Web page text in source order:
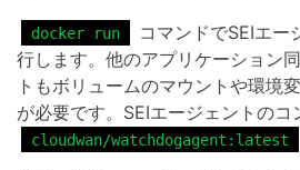
docker run
コマンドでSEIエー
行します。他のアプリケーション
トもボリュームのマウントや環境
が必要です。SEIエージェントのコ
cloudwan/watchdogagent:latest